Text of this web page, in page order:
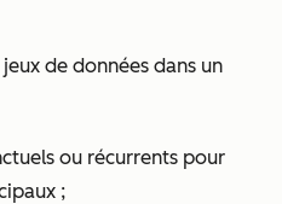
de données dans un
ou récurrents pour
;